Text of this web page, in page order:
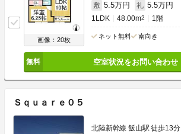
画像：20枚
敷 5.5万円 礼 5.5万円
1LDK 48.00m2 1階
ネット無料 南向き
空室状況をお問い合わせ
Ｓｑｕａｒｅ０５
北陸新幹線 飯山駅 徒歩13分